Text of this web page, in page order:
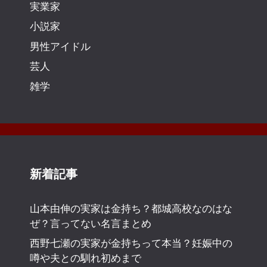
実業家
小説家
男性アイドル
芸人
雑学
新着記事
山本由伸の実家は金持ち？都城高校なのはな
ぜ？言ってない名言まとめ
西野七瀬の実家が金持ちって本当？妊娠中の
噂や夫との馴れ初めまで